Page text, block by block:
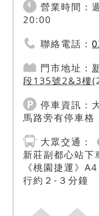
營業時間：
20:00
聯絡電話：
門市地址：
段135號2&3樓
停車資訊：
馬路旁有停車格
大眾交通 ：
新莊副都心站下
《桃園捷運》
行約２-３分鐘